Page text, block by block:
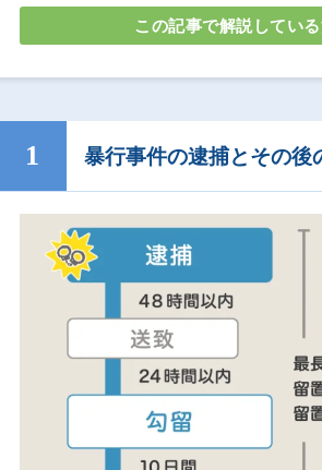
この記事で解説してい
暴行事件の逮捕とその後